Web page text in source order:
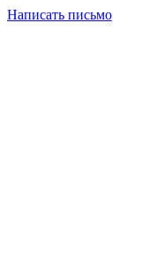
Написать письмо